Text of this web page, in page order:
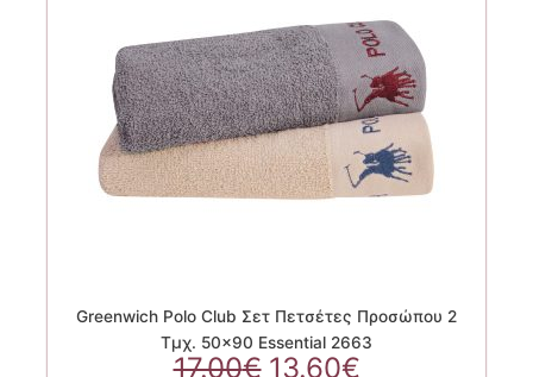
Greenwich Polo Club Σετ Πετσέτες Προσώπου 2
Τμχ. 50×90 Essential 2663
17.00€ Original
13.60€Η